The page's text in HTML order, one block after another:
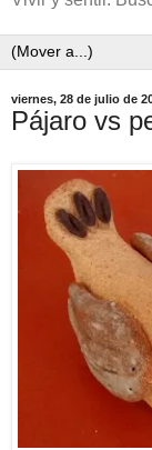
viernes, 28 de julio de
Pájaro vs